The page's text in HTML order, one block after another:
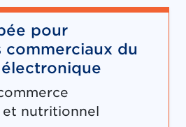
pour
commerciaux du
nutritionnel